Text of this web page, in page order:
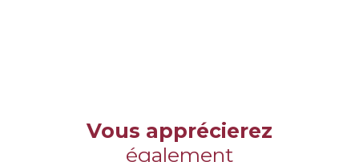
Vous apprécierez
également